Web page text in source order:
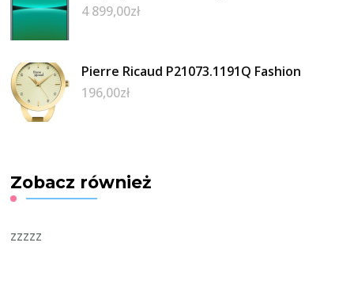
4 899,00zł
Pierre Ricaud P21073.1191Q Fashion
196,00zł
Zobacz również
zzzzz